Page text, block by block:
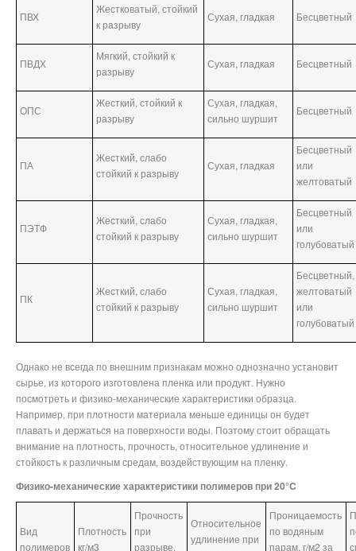
ПВХ
Жестковатый, стойкий
к разрыву
Сухая, гладкая Бесцветный
ПВДХ
Мягкий, стойкий к
разрыву
Сухая, гладкая Бесцветный
ОПС
Жесткий, стойкий к
разрыву
Сухая, гладкая,
сильно шуршит
Бесцветный
ПА
Жесткий, слабо
стойкий к разрыву
Сухая, гладкая
Бесцветный
или
желтоватый
ПЭТФ
Жесткий, слабо
стойкий к разрыву
Сухая, гладкая,
сильно шуршит
Бесцветный
или
голубоватый
ПК
Жесткий, слабо
стойкий к разрыву
Сухая, гладкая,
сильно шуршит
Бесцветный,
желтоватый
или
голубоватый
Однако не всегда по внешним признакам можно однозначно установит
сырье, из которого изготовлена пленка или продукт. Нужно
посмотреть и физико-механические характеристики образца.
Например, при плотности материала меньше единицы он будет
плавать и держаться на поверхности воды. Поэтому стоит обращать
внимание на плотность, прочность, относительное удлинение и
стойкость к различным средам, воздействующим на пленку.
Физико-механические характеристики полимеров при 20°C
Вид
полимеров
Плотность
кг/м3
Прочность
при
разрыве,
Относительное
удлинение при
Проницаемость
по водяным
парам, г/м2 за